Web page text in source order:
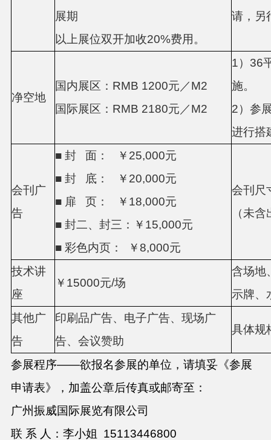
展期
以上展位双开加收20%费用。
请，另
净空地
国内展区： RMB 1200元／M2
国际展区： RMB 2180元／M2
1） 36
施。
2）参
进行搭
会刊广
告
■ 封 面： ￥ 25,000元
■ 封
底： ￥ 20,000元
■ 扉
页： ￥ 18,000元
■ 封二、封三：￥ 15,000元
■ 彩色内页：
￥8,000元
会刊尺
（未
技术讲
座
￥ 15000元/场
含场地
示牌、
其他广
告
印刷品广告、电子广告、现场广
告、会议赞助
具体规
参展程序——欲报名参展的单位，请填妥《参展
申请表》，加盖公章后传真或邮寄至：
广州振威国际展览有限公司
联 系 人： 李小姐 15113446800